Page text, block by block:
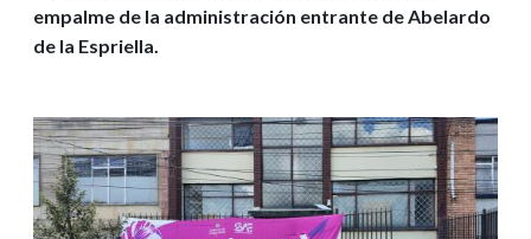
empalme de la administración entrante de Abelardo
de la Espriella.